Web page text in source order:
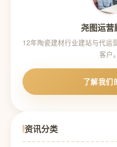
尧图运营
12年陶瓷建材行业建站与代运
客户。
了解我们
资讯分类